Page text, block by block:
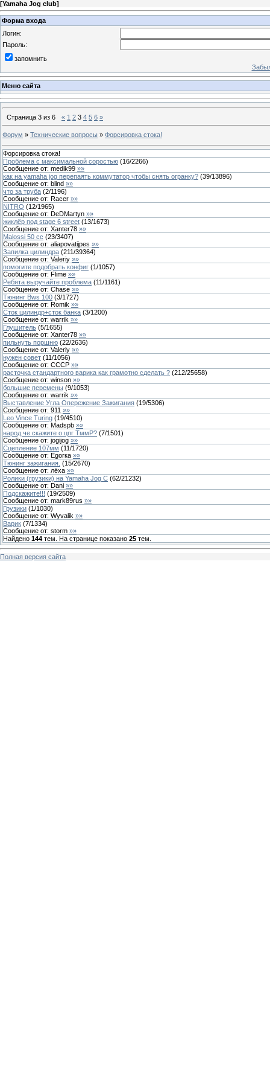
[Yamaha Jog club]
Форма входа
Логин:
Пароль:
запомнить
Меню сайта
Страница 3 из 6 « 1 2 3 4 5 6 »
Форум » Технические вопросы » Форсировка стока!
Форсировка стока!
Проблема с максимальной соростью (16/2266)
Сообщение от: medik99 »»
как на yamaha jog перепаять коммутатор чтобы снять огранку? (39/13896)
Сообщение от: blind »»
что за труба (2/1196)
Сообщение от: Racer »»
NITRO (12/1965)
Сообщение от: DeDMartyn »»
жиклёр под stage 6 street (13/1673)
Сообщение от: Xanter78 »»
Malossi 50 cc (23/3407)
Сообщение от: aliapovatijpes »»
Запилка цилиндра (211/39364)
Сообщение от: Valeriy »»
помогите подобрать конфиг (1/1057)
Сообщение от: Flime »»
Ребята выручайте проблема (11/1161)
Сообщение от: Chase »»
Тюнинг Bws 100 (3/1727)
Сообщение от: Romik »»
Сток цилиндр+сток банка (3/1200)
Сообщение от: warrik »»
Глушитель (5/1655)
Сообщение от: Xanter78 »»
пильнуть поршню (22/2636)
Сообщение от: Valeriy »»
нужен совет (11/1056)
Сообщение от: СССР »»
расточка стандартного варика как грамотно сделать ? (212/25658)
Сообщение от: winson »»
большие перемены (9/1053)
Сообщение от: warrik »»
Выставление Угла Опережение Зажигания (19/5306)
Сообщение от: 911 »»
Leo Vince Turing (19/4510)
Сообщение от: Madspb »»
народ че скажите о цпг ТммР? (7/1501)
Сообщение от: jogijog »»
Сцепление 107мм (11/1720)
Сообщение от: Egorка »»
Тюнинг зажигания. (15/2670)
Сообщение от: лёха »»
Ролики (грузики) на Yamaha Jog C (62/21232)
Сообщение от: Dani »»
Подскажите!!! (19/2509)
Сообщение от: mark89rus »»
Грузики (1/1030)
Сообщение от: Wyvalik »»
Варик (7/1334)
Сообщение от: storm »»
Найдено 144 тем. На странице показано 25 тем.
Полная версия сайта